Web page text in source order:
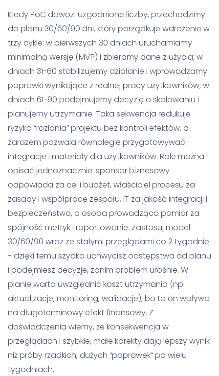
Kiedy PoC dowozi uzgodnione liczby, przechodzimy
do planu 30/60/90 dni, który porządkuje wdrożenie w
trzy cykle: w pierwszych 30 dniach uruchamiamy
minimalną wersję (MVP) i zbieramy dane z użycia; w
dniach 31-60 stabilizujemy działanie i wprowadzamy
poprawki wynikające z realnej pracy użytkowników; w
dniach 61-90 podejmujemy decyzję o skalowaniu i
planujemy utrzymanie. Taka sekwencja redukuje
ryzyko “rozlania” projektu bez kontroli efektów, a
zarazem pozwala równolegle przygotowywać
integracje i materiały dla użytkowników. Role można
opisać jednoznacznie: sponsor biznesowy
odpowiada za cel i budżet, właściciel procesu za
zasady i współpracę zespołu, IT za jakość integracji i
bezpieczeństwo, a osoba prowadząca pomiar za
spójność metryk i raportowanie. Zastosuj model
30/60/90 wraz ze stałymi przeglądami co 2 tygodnie
- dzięki temu szybko uchwycisz odstępstwa od planu
i podejmiesz decyzje, zanim problem urośnie. W
planie warto uwzględnić koszt utrzymania (np.
aktualizacje, monitoring, walidacje), bo to on wpływa
na długoterminowy efekt finansowy. Z
doświadczenia wiemy, że konsekwencja w
przeglądach i szybkie, małe korekty dają lepszy wynik
niż próby rzadkich, dużych “poprawek” po wielu
tygodniach.